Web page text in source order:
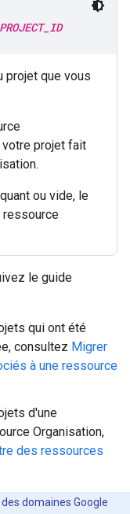
PROJECT_ID
projet que vous
votre projet fait
ou vide, le
ressource
le guide
qui ont été
consultez Migrer
à une ressource
d'une
Organisation,
des ressources
domaines Google